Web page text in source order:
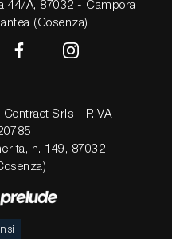
44/A, 87032 - Campora
(Cosenza)
Srls - P.IVA
n. 149, 87032 -